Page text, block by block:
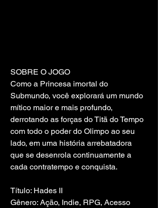
SOBRE O JOGO
Como a Princesa imortal do
Submundo, você explorará um mundo
mítico maior e mais profundo,
derrotando as forças do Titã do Tempo
com todo o poder do Olimpo ao seu
lado, em uma história arrebatadora
que se desenrola continuamente a
cada contratempo e conquista.
Título: Hades II
Gênero: Ação, Indie, RPG, Acesso